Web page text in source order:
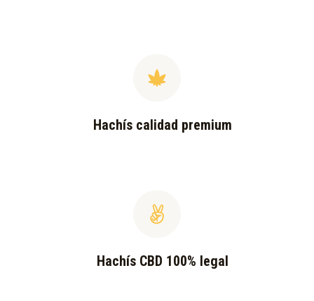
Hachís calidad premium
Hachís CBD 100% legal